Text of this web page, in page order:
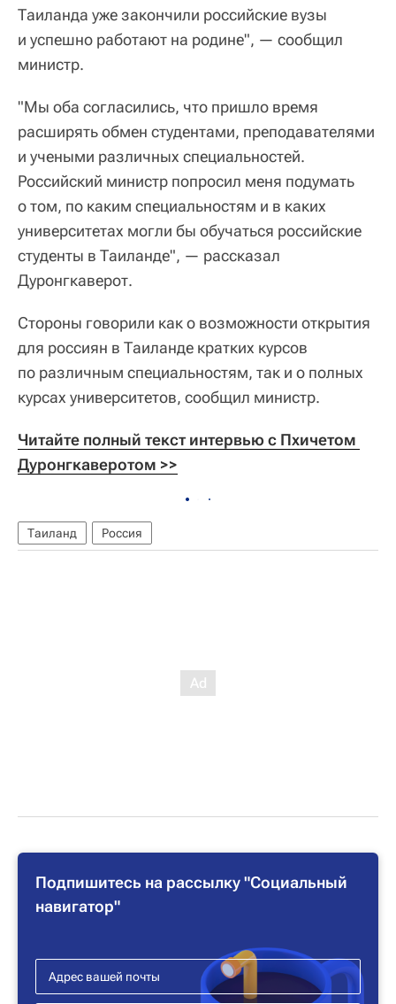
Таиланда уже закончили российские вузы
и успешно работают на родине", — сообщил
министр.
"Мы оба согласились, что пришло время
расширять обмен студентами, преподавателями
и учеными различных специальностей.
Российский министр попросил меня подумать
о том, по каким специальностям и в каких
университетах могли бы обучаться российские
студенты в Таиланде", — рассказал
Дуронгкаверот.
Стороны говорили как о возможности открытия
для россиян в Таиланде кратких курсов
по различным специальностям, так и о полных
курсах университетов, сообщил министр.
Читайте полный текст интервью с Пхичетом
Дуронгкаверотом >>
Таиланд Россия
Подпишитесь на рассылку "Социальный
навигатор"